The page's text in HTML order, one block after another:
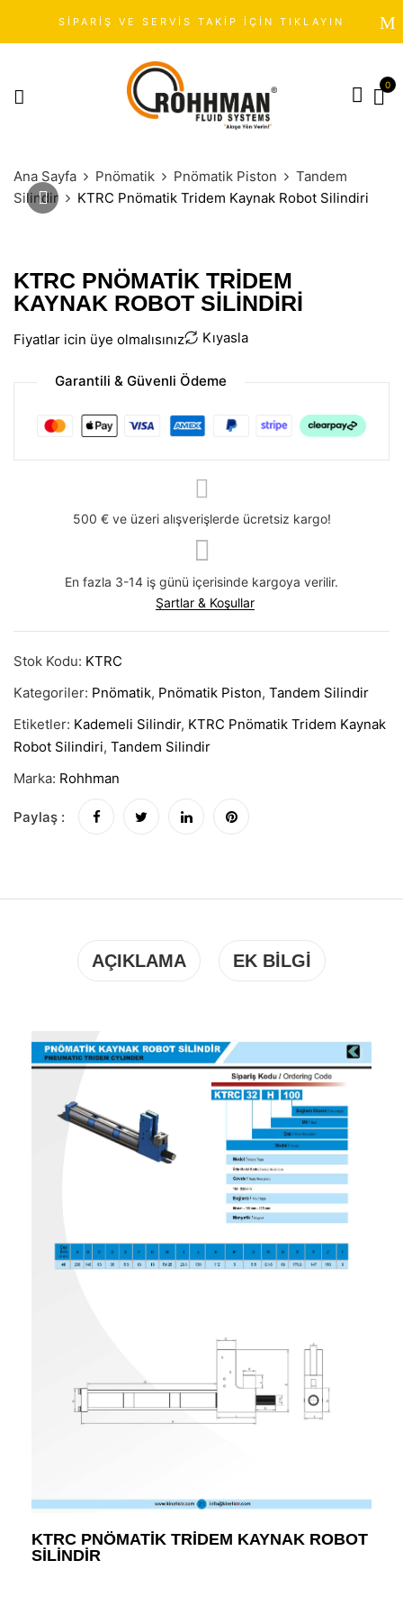
SİPARİŞ VE SERVİS TAKİP İÇİN TIKLAYIN
0
Ana Sayfa Pnömatik Pnömatik Piston
Tandem
Silindir
KTRC Pnömatik Tridem Kaynak Robot Silindiri
KTRC PNÖMATIK TRIDEM
KAYNAK ROBOT SILINDIRI
Fiyatlar icin üye olmalısınız Kıyasla
Garantili & Güvenli Ödeme
500 € ve üzeri alışverişlerde ücretsiz kargo!
En fazla 3-14 iş günü içerisinde kargoya verilir.
Şartlar & Koşullar
Stok Kodu: KTRC
Kategoriler: Pnömatik, Pnömatik Piston, Tandem Silindir
Etiketler: Kademeli Silindir, KTRC Pnömatik Tridem Kaynak
Robot Silindiri, Tandem Silindir
Marka: Rohhman
Paylaş :
AÇIKLAMA EK BILGI
KTRC PNÖMATIK TRIDEM KAYNAK ROBOT
SILINDIR